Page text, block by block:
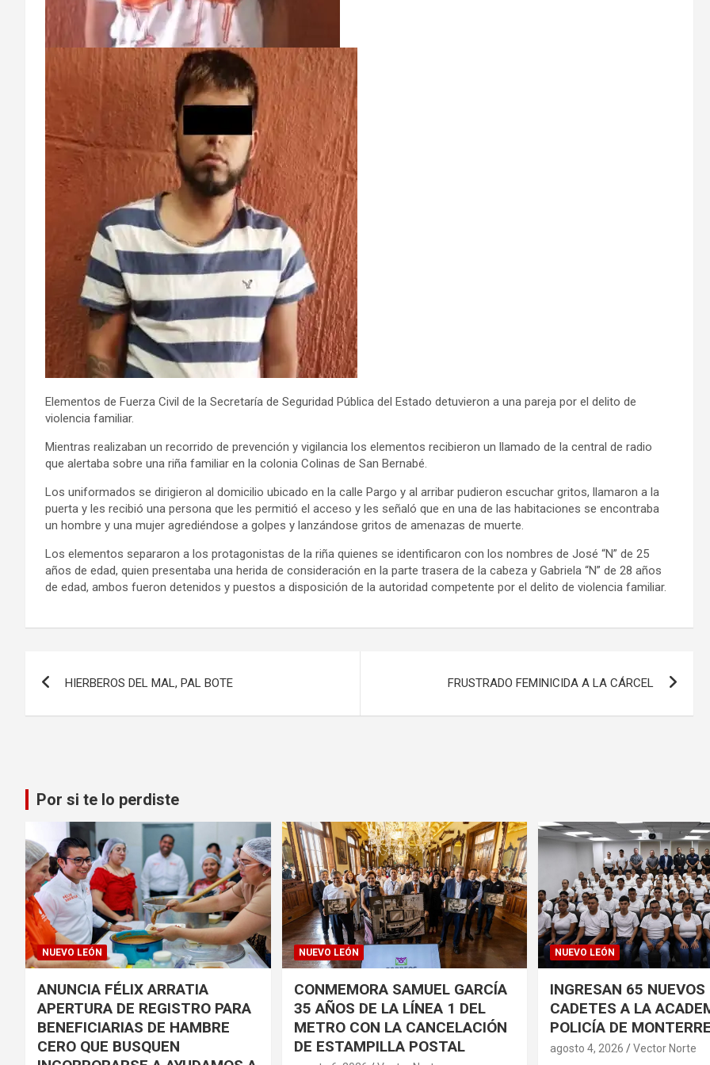
Elementos de Fuerza Civil de la Secretaría de Seguridad Pública del Estado detuvieron a una pareja por el delito de
violencia familiar.
Mientras realizaban un recorrido de prevención y vigilancia los elementos recibieron un llamado de la central de radio
que alertaba sobre una riña familiar en la colonia Colinas de San Bernabé.
Los uniformados se dirigieron al domicilio ubicado en la calle Pargo y al arribar pudieron escuchar gritos, llamaron a la
puerta y les recibió una persona que les permitió el acceso y les señaló que en una de las habitaciones se encontraba
un hombre y una mujer agrediéndose a golpes y lanzándose gritos de amenazas de muerte.
Los elementos separaron a los protagonistas de la riña quienes se identificaron con los nombres de José “N” de 25
años de edad, quien presentaba una herida de consideración en la parte trasera de la cabeza y Gabriela “N” de 28 años
de edad, ambos fueron detenidos y puestos a disposición de la autoridad competente por el delito de violencia familiar.
HIERBEROS DEL MAL, PAL BOTE FRUSTRADO FEMINICIDA A LA CÁRCEL
Por si te lo perdiste
NUEVO LEÓN
ANUNCIA FÉLIX ARRATIA
APERTURA DE REGISTRO PARA
BENEFICIARIAS DE HAMBRE
CERO QUE BUSQUEN
NUEVO LEÓN
CONMEMORA SAMUEL GARCÍA
35 AÑOS DE LA LÍNEA 1 DEL
METRO CON LA CANCELACIÓN
DE ESTAMPILLA POSTAL
NUEVO LEÓN
INGRESAN 65 NUEVOS
CADETES A LA
POLICÍA DE
agosto 4, 2026 Vector Norte